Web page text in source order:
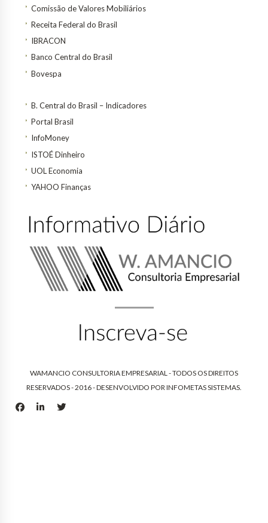
Comissão de Valores Mobiliários
Receita Federal do Brasil
IBRACON
Banco Central do Brasil
Bovespa
B. Central do Brasil – Indicadores
Portal Brasil
InfoMoney
ISTOÉ Dinheiro
UOL Economia
YAHOO Finanças
WAMANCIO CONSULTORIA EMPRESARIAL - TODOS OS DIREITOS
RESERVADOS - 2016 - DESENVOLVIDO PORINFOMETAS SISTEMAS.